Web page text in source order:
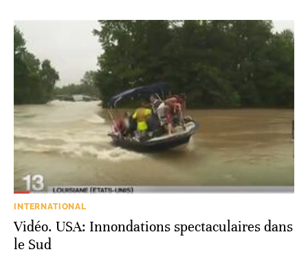
INTERNATIONAL
Vidéo. USA: Innondations spectaculaires dans
le Sud